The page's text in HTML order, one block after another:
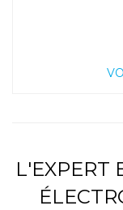
L'EXPERT